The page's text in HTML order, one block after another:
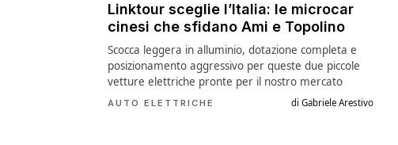
Linktour sceglie l’Italia: le microcar
cinesi che sfidano Ami e Topolino
Scocca leggera in alluminio, dotazione completa e
posizionamento aggressivo per queste due piccole
vetture elettriche pronte per il nostro mercato
AUTO ELETTRICHE di Gabriele Arestivo